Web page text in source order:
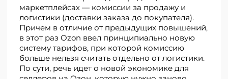
маркетплейсах — комиссии за продажу и
логистики (доставки заказа до покупателя).
Причем в отличие от предыдущих повышений,
в этот раз Ozon ввел принципиально новую
систему тарифов, при которой комиссию
больше нельзя считать отдельно от логистики.
По сути, речь идет о новой экономике для